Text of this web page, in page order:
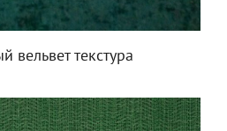
вельвет текстура